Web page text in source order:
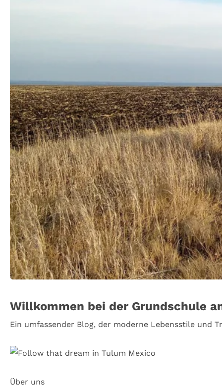
Willkommen bei der Grundschule
Ein umfassender Blog, der moderne Lebensstile und
Über uns